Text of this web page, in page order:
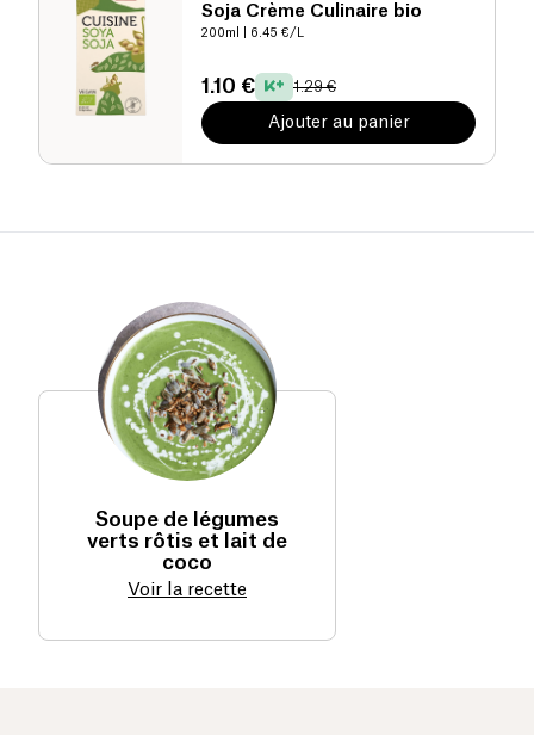
Soja Crème Culinaire bio
200ml | 6.45 €/L
1.10 € 1.29 €
Ajouter au panier
Soupe de légumes
verts rôtis et lait de
coco
Voir la recette